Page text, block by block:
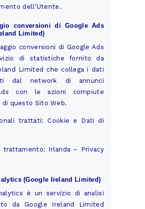
dell’Utente.
conversioni di Google Ads
Limited)
conversioni di Google Ads
di statistiche fornito da
Limited che collega i dati
dal network di annunci
con le azioni compiute
di questo Sito Web.
trattati: Cookie e Dati di
trattamento: Irlanda – Privacy
(Google Ireland Limited)
è un servizio di analisi
da Google Ireland Limited